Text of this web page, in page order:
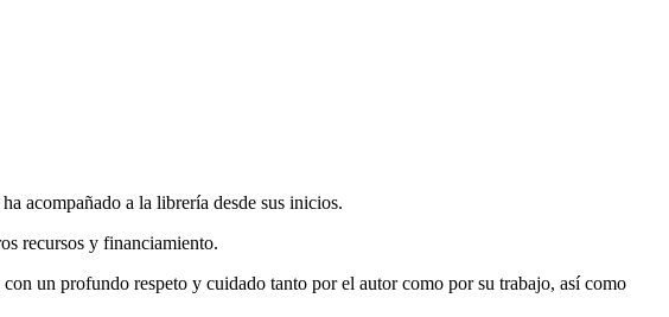
acompañado a la librería desde sus inicios.
recursos y financiamiento.
un profundo respeto y cuidado tanto por el autor como por su trabajo, así como